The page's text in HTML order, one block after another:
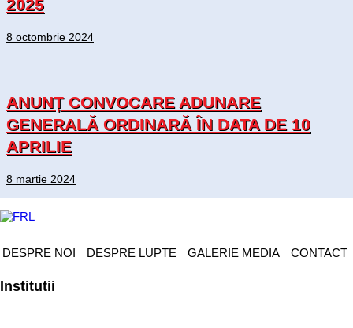
2025
8 octombrie 2024
ANUNȚ CONVOCARE ADUNARE
GENERALĂ ORDINARĂ ÎN DATA DE 10
APRILIE
8 martie 2024
DESPRE NOI DESPRE LUPTE GALERIE MEDIA CONTACT
Institutii